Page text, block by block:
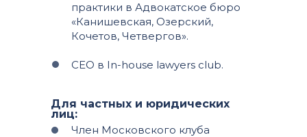
практики в Адвокатское бюро
«Канишевская, Озерский,
Кочетов, Четвергов».
CEO в In-house lawyers club.
Член Московского клуба
Для частных и юридических
лиц: